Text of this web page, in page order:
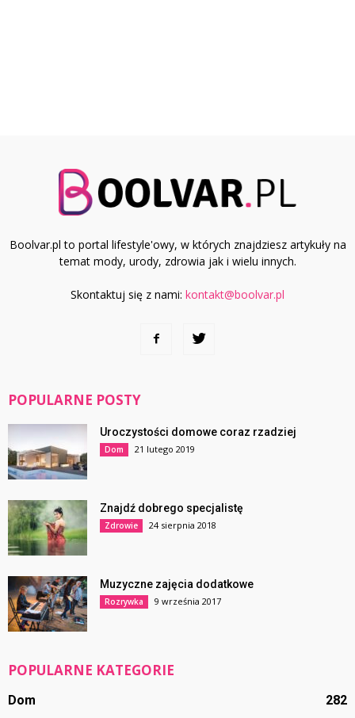
Boolvar.pl to portal lifestyle'owy, w których znajdziesz artykuły na
temat mody, urody, zdrowia jak i wielu innych.
Skontaktuj się z nami: kontakt@boolvar.pl
POPULARNE POSTY
Uroczystości domowe coraz rzadziej
Dom 21 lutego 2019
Znajdź dobrego specjalistę
Zdrowie 24 sierpnia 2018
Muzyczne zajęcia dodatkowe
Rozrywka 9 września 2017
POPULARNE KATEGORIE
Dom
282